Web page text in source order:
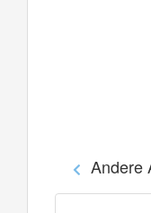
Andere